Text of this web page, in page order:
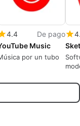
4.4
De pago
Music
por un tubo